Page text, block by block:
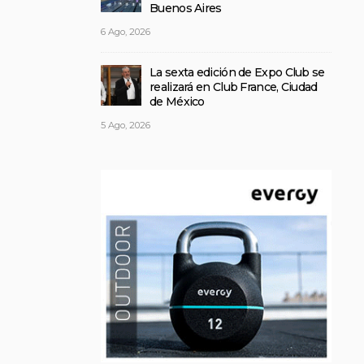
Buenos Aires
6 Ago, 2026
La sexta edición de Expo Club se
realizará en Club France, Ciudad
de México
5 Ago, 2026